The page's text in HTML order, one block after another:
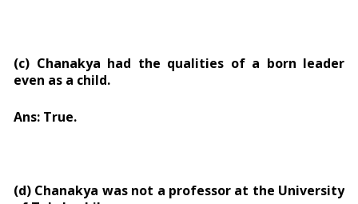
(c) Chanakya had the qualities of a born leader
even as a child.
Ans: True.
(d) Chanakya was not a professor at the University